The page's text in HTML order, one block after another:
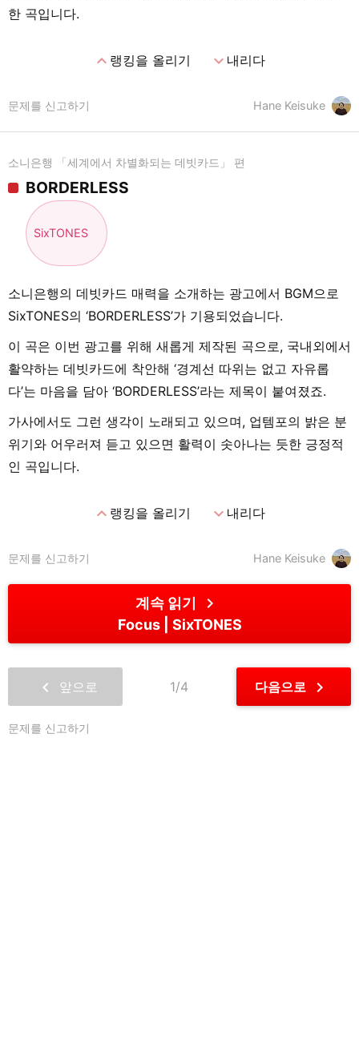
한 곡입니다.
expand_less랭킹을 올리기 expand_more내리다
Hane Keisuke
문제를 신고하기
소니은행 「세계에서 차별화되는 데빗카드」 편
BORDERLESS
SixTONES
소니은행의 데빗카드 매력을 소개하는 광고에서 BGM으로
SixTONES의 ‘BORDERLESS’가 기용되었습니다.
이 곡은 이번 광고를 위해 새롭게 제작된 곡으로, 국내외에서
활약하는 데빗카드에 착안해 ‘경계선 따위는 없고 자유롭
다’는 마음을 담아 ‘BORDERLESS’라는 제목이 붙여졌죠.
가사에서도 그런 생각이 노래되고 있으며, 업템포의 밝은 분
위기와 어우러져 듣고 있으면 활력이 솟아나는 듯한 긍정적
인 곡입니다.
expand_less랭킹을 올리기 expand_more내리다
Hane Keisuke
문제를 신고하기
계속 읽기 chevron_right
Focus SixTONES
chevron_left 앞으로 1/4 다음으로 chevron_right
문제를 신고하기